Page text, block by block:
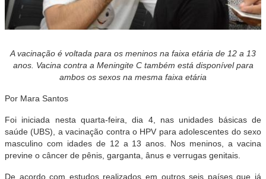
A vacinação é voltada para os meninos na faixa etária de 12 a 13
anos. Vacina contra a Meningite C também está disponível para
ambos os sexos na mesma faixa etária
Por Mara Santos
Foi iniciada nesta quarta-feira, dia 4, nas unidades básicas de
saúde (UBS), a vacinação contra o HPV para adolescentes do sexo
masculino com idades de 12 a 13 anos. Nos meninos, a vacina
previne o câncer de pênis, garganta, ânus e verrugas genitais.
De acordo com estudos realizados em outros seis países que já